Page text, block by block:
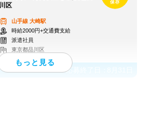
区
山手線 大崎駅
時給2000円+交通費支給
派遣社員
東京都品川区
応募終了日：